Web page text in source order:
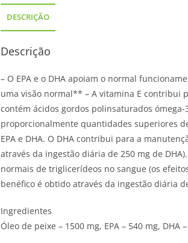
DESCRIÇÃO
Descrição
– O EPA e o DHA apoiam o normal
uma visão normal** – A vitamina E contribui
contém ácidos gordos polinsaturados ómega-
proporcionalmente quantidades superiores
EPA e DHA. O DHA contribui para a
através da ingestão diária de 250 mg de
normais de triglicerídeos no sangue (os
benéfico é obtido através da ingestão diária de
Ingredientes
Óleo de peixe – 1500 mg, EPA – 540 mg, DHA